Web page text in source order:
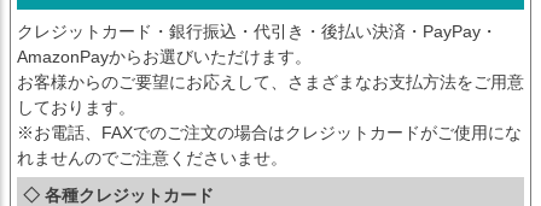
クレジットカード・銀行振込・代引き・後払い決済・PayPay・
AmazonPayからお選びいただけます。
お客様からのご要望にお応えして、さまざまなお支払方法をご用意
しております。
※お電話、FAXでのご注文の場合はクレジットカードがご使用にな
れませんのでご注意くださいませ。
◇ 各種クレジットカード